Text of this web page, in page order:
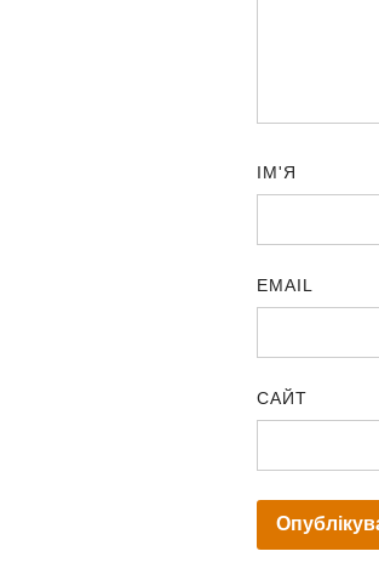
ІМ'Я
EMAIL
САЙТ